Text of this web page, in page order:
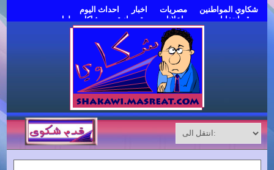
شكاوي المواطنين مصريات اخبار
احداث اليوم
موقع انتخابات مصر
اعلانات مبوبة مجانية
مشاكل وحلول